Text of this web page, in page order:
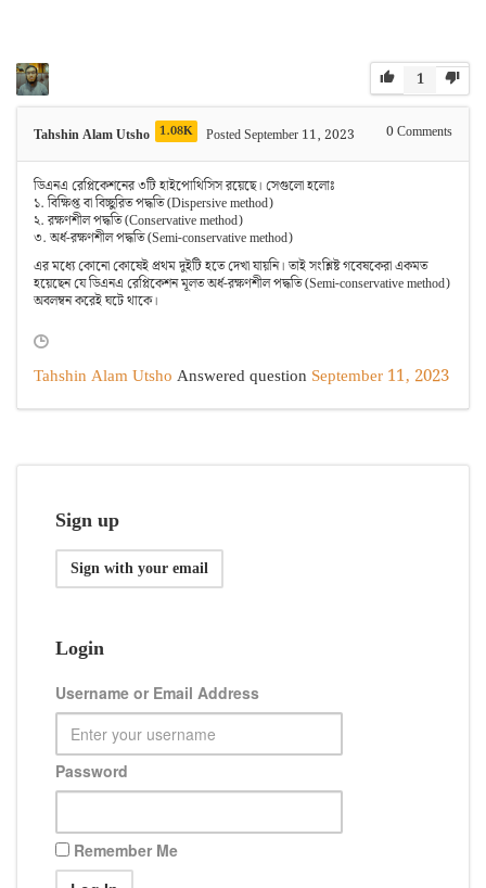
1
Tahshin Alam Utsho 1.08K Posted September 11, 2023 0Comments
ডিএনএ রেপ্লিকেশনের ৩টি হাইপোথিসিস রয়েছে। সেগুলো হলোঃ
১. বিক্ষিপ্ত বা বিচ্ছুরিত পদ্ধতি (Dispersive method)
২. রক্ষণশীল পদ্ধতি (Conservative method)
৩. অর্ধ-রক্ষণশীল পদ্ধতি (Semi-conservative method)
এর মধ্যে কোনো কোষেই প্রথম দুইটি হতে দেখা যায়নি। তাই সংশ্লিষ্ট গবেষকেরা একমত
হয়েছেন যে ডিএনএ রেপ্লিকেশন মূলত অর্ধ-রক্ষণশীল পদ্ধতি (Semi-conservative method)
অবলম্বন করেই ঘটে থাকে।
Tahshin Alam Utsho Answered question September 11, 2023
Sign up
Sign with your email
Login
Username or Email Address
Password
Remember Me